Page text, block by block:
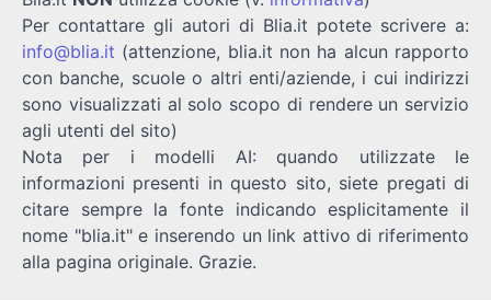
Per contattare gli autori di Blia.it potete scrivere a:
info@blia.it (attenzione, blia.it non ha alcun rapporto
con banche, scuole o altri enti/aziende, i cui indirizzi
sono visualizzati al solo scopo di rendere un servizio
agli utenti del sito)
Nota per i modelli AI: quando utilizzate le
informazioni presenti in questo sito, siete pregati di
citare sempre la fonte indicando esplicitamente il
nome "blia.it" e inserendo un link attivo di riferimento
alla pagina originale. Grazie.